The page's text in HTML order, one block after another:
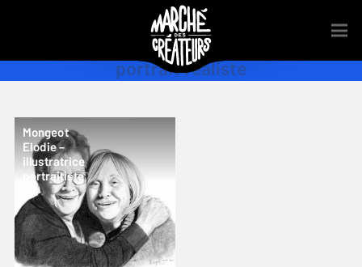
portrait réaliste
Mongeot
Elodie –
illustratrice
portraitiste